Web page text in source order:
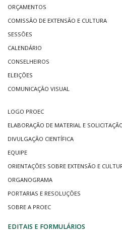
ORÇAMENTOS
COMISSÃO DE EXTENSÃO E CULTURA
SESSÕES
CALENDÁRIO
CONSELHEIROS
ELEIÇÕES
COMUNICAÇÃO VISUAL
LOGO PROEC
ELABORAÇÃO DE MATERIAL E
DIVULGAÇÃO CIENTÍFICA
EQUIPE
ORIENTAÇÕES SOBRE EXTENSÃO E
ORGANOGRAMA
PORTARIAS E RESOLUÇÕES
SOBRE A PROEC
EDITAIS E FORMULÁRIOS